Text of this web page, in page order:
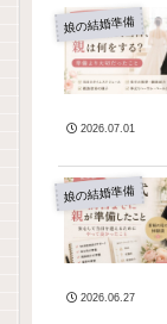
娘の結婚準備
2026.07.01
娘の結婚準備
2026.06.27